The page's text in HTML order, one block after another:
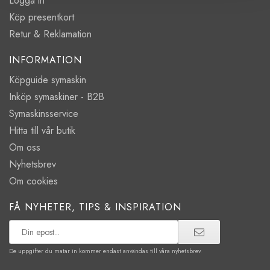
Köp presentkort
Retur & Reklamation
INFORMATION
Köpguide symaskin
Inköp symaskiner - B2B
Symaskinsservice
Hitta till vår butik
Om oss
Nyhetsbrev
Om cookies
FÅ NYHETER, TIPS & INSPIRATION
De uppgifter du matar in kommer endast användas till våra nyhetsbrev.